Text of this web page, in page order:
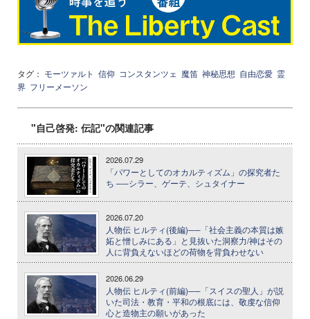
タグ： モーツァルト 信仰 コンスタンツェ 魔笛 神秘思想 自由恋愛 霊
界 フリーメーソン
"自己啓発: 伝記"の関連記事
2026.07.29
「パワーとしてのオカルティズム」の探究者た
ち ──シラー、ゲーテ、シュタイナー
2026.07.20
人物伝 ヒルティ(後編)──「社会主義の本質は嫉
妬と憎しみにある」と見抜いた洞察力/神はその
人に背負えないほどの荷物を背負わせない
2026.06.29
人物伝 ヒルティ(前編)──「スイスの聖人」が説
いた司法・教育・平和の根底には、敬虔な信仰
心と造物主の願いがあった